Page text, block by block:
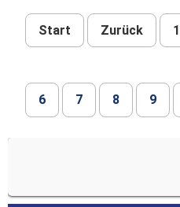
Start Zurück 1
6 7 8 9